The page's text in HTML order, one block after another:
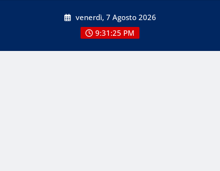
venerdì, 7 Agosto 2026
9:31:26 PM